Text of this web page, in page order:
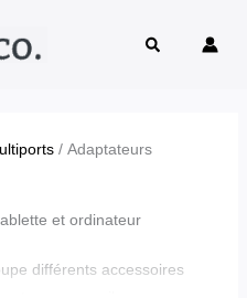
Rechercher
/ Adaptateurs
et ordinateur
différents accessoires
du
plus